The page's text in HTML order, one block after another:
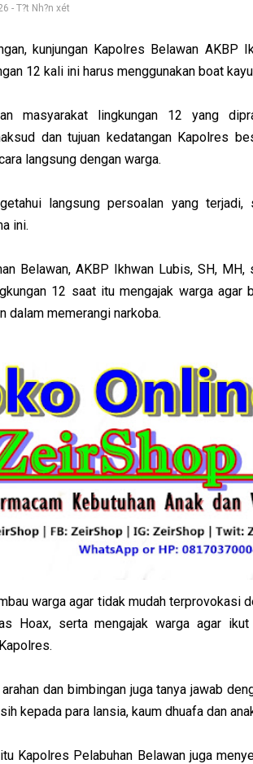
- T?t Nh?n xét
kunjungan Kapolres Belawan AKBP
12 kali ini harus menggunakan boat
masyarakat lingkungan 12 yang
dan tujuan kedatangan Kapolres
langsung dengan warga.
langsung persoalan yang
ini.
Belawan, AKBP Ikhwan Lubis, SH,
12 saat itu mengajak warga agar
dalam memerangi narkoba.
warga agar tidak mudah terprovokasi
Hoax, serta mengajak warga agar
dan bimbingan juga tanya jawab
kepada para lansia, kaum dhuafa dan
Kapolres Pelabuhan Belawan juga